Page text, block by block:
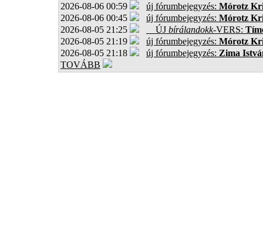
2026-08-06 00:59
új fórumbejegyzés: Mórotz
2026-08-06 00:45
új fórumbejegyzés: Mórotz
2026-08-05 21:25
ÚJ bírálandokk-VERS:
2026-08-05 21:19
új fórumbejegyzés: Mórotz
2026-08-05 21:18
új fórumbejegyzés: Zima
TOVÁBB